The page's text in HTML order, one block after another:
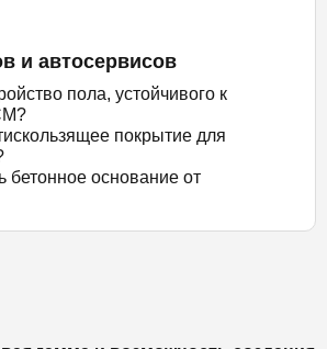
и автосервисов
пола, устойчивого к
покрытие для
бетонное основание от